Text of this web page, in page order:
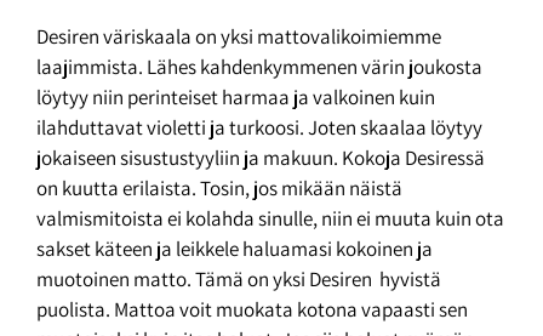
Desiren väriskaala on yksi mattovalikoimiemme
laajimmista. Lähes kahdenkymmenen värin joukosta
löytyy niin perinteiset harmaa ja valkoinen kuin
ilahduttavat violetti ja turkoosi. Joten skaalaa löytyy
jokaiseen sisustustyyliin ja makuun. Kokoja Desiressä
on kuutta erilaista. Tosin, jos mikään näistä
valmismitoista ei kolahda sinulle, niin ei muuta kuin ota
sakset käteen ja leikkele haluamasi kokoinen ja
muotoinen matto. Tämä on yksi Desiren hyvistä
puolista. Mattoa voit muokata kotona vapaasti sen